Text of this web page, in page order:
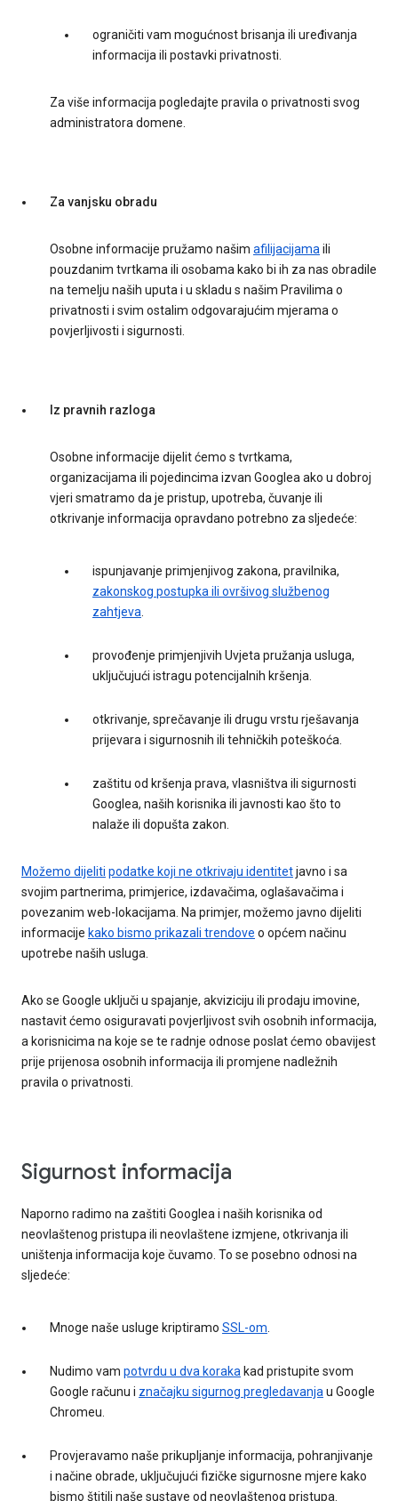
ograničiti vam mogućnost brisanja ili uređivanja
informacija ili postavki privatnosti.
Za više informacija pogledajte pravila o privatnosti svog
administratora domene.
Za vanjsku obradu
Osobne informacije pružamo našim afilijacijamaili
pouzdanim tvrtkama ili osobama kako bi ih za nas obradile
na temelju naših uputa i u skladu s našim Pravilima o
privatnosti i svim ostalim odgovarajućim mjerama o
povjerljivosti i sigurnosti.
Iz pravnih razloga
Osobne informacije dijelit ćemo s tvrtkama,
organizacijama ili pojedincima izvan Googlea ako u dobroj
vjeri smatramo da je pristup, upotreba, čuvanje ili
otkrivanje informacija opravdano potrebno za sljedeće:
ispunjavanje primjenjivog zakona, pravilnika,
zakonskog postupka ili ovršivog službenog
zahtjeva.
provođenje primjenjivih Uvjeta pružanja usluga,
uključujući istragu potencijalnih kršenja.
otkrivanje, sprečavanje ili drugu vrstu rješavanja
prijevara i sigurnosnih ili tehničkih poteškoća.
zaštitu od kršenja prava, vlasništva ili sigurnosti
Googlea, naših korisnika ili javnosti kao što to
nalaže ili dopušta zakon.
Možemo dijeliti podatke koji ne otkrivaju identitetjavno i sa
svojim partnerima, primjerice, izdavačima, oglašavačima i
povezanim web-lokacijama. Na primjer, možemo javno dijeliti
informacije kako bismo prikazali trendove o općem načinu
upotrebe naših usluga.
Ako se Google uključi u spajanje, akviziciju ili prodaju imovine,
nastavit ćemo osiguravati povjerljivost svih osobnih informacija,
a korisnicima na koje se te radnje odnose poslat ćemo obavijest
prije prijenosa osobnih informacija ili promjene nadležnih
pravila o privatnosti.
Sigurnost informacija
Naporno radimo na zaštiti Googlea i naših korisnika od
neovlaštenog pristupa ili neovlaštene izmjene, otkrivanja ili
uništenja informacija koje čuvamo. To se posebno odnosi na
sljedeće:
Mnoge naše usluge kriptiramo SSL-om.
Nudimo vam potvrdu u dva koraka kad pristupite svom
Google računu i značajku sigurnog pregledavanjau Google
Chromeu.
Provjeravamo naše prikupljanje informacija, pohranjivanje
i načine obrade, uključujući fizičke sigurnosne mjere kako
bismo štitili naše sustave od neovlaštenog pristupa.